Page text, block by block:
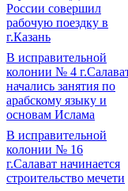
России совершил
рабочую поездку в
г.Казань
В исправительной
колонии № 4
начались занятия по
арабскому языку и
основам Ислама
В исправительной
колонии № 16
г.Салават начинается
строительство мечети